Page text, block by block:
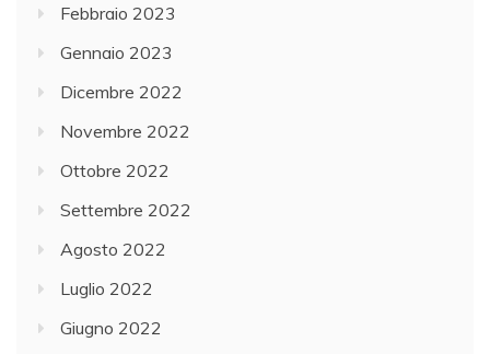
Febbraio 2023
Gennaio 2023
Dicembre 2022
Novembre 2022
Ottobre 2022
Settembre 2022
Agosto 2022
Luglio 2022
Giugno 2022